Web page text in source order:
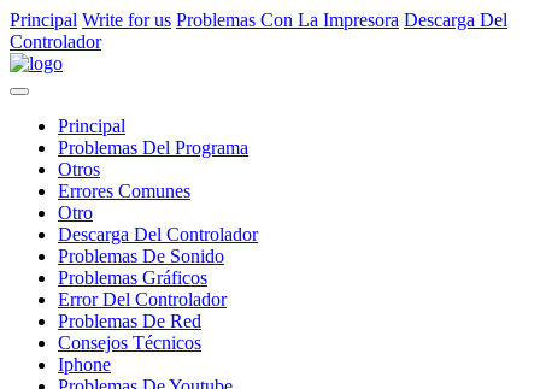
Principal Write for us Problemas Con La Impresora Descarga Del
Controlador
Principal
Problemas Del Programa
Otros
Errores Comunes
Otro
Descarga Del Controlador
Problemas De Sonido
Problemas Gráficos
Error Del Controlador
Problemas De Red
Consejos Técnicos
Iphone